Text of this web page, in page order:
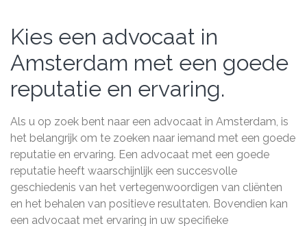
Kies een advocaat in
Amsterdam met een goede
reputatie en ervaring.
Als u op zoek bent naar een advocaat in Amsterdam, is
het belangrijk om te zoeken naar iemand met een goede
reputatie en ervaring. Een advocaat met een goede
reputatie heeft waarschijnlijk een succesvolle
geschiedenis van het vertegenwoordigen van cliënten
en het behalen van positieve resultaten. Bovendien kan
een advocaat met ervaring in uw specifieke